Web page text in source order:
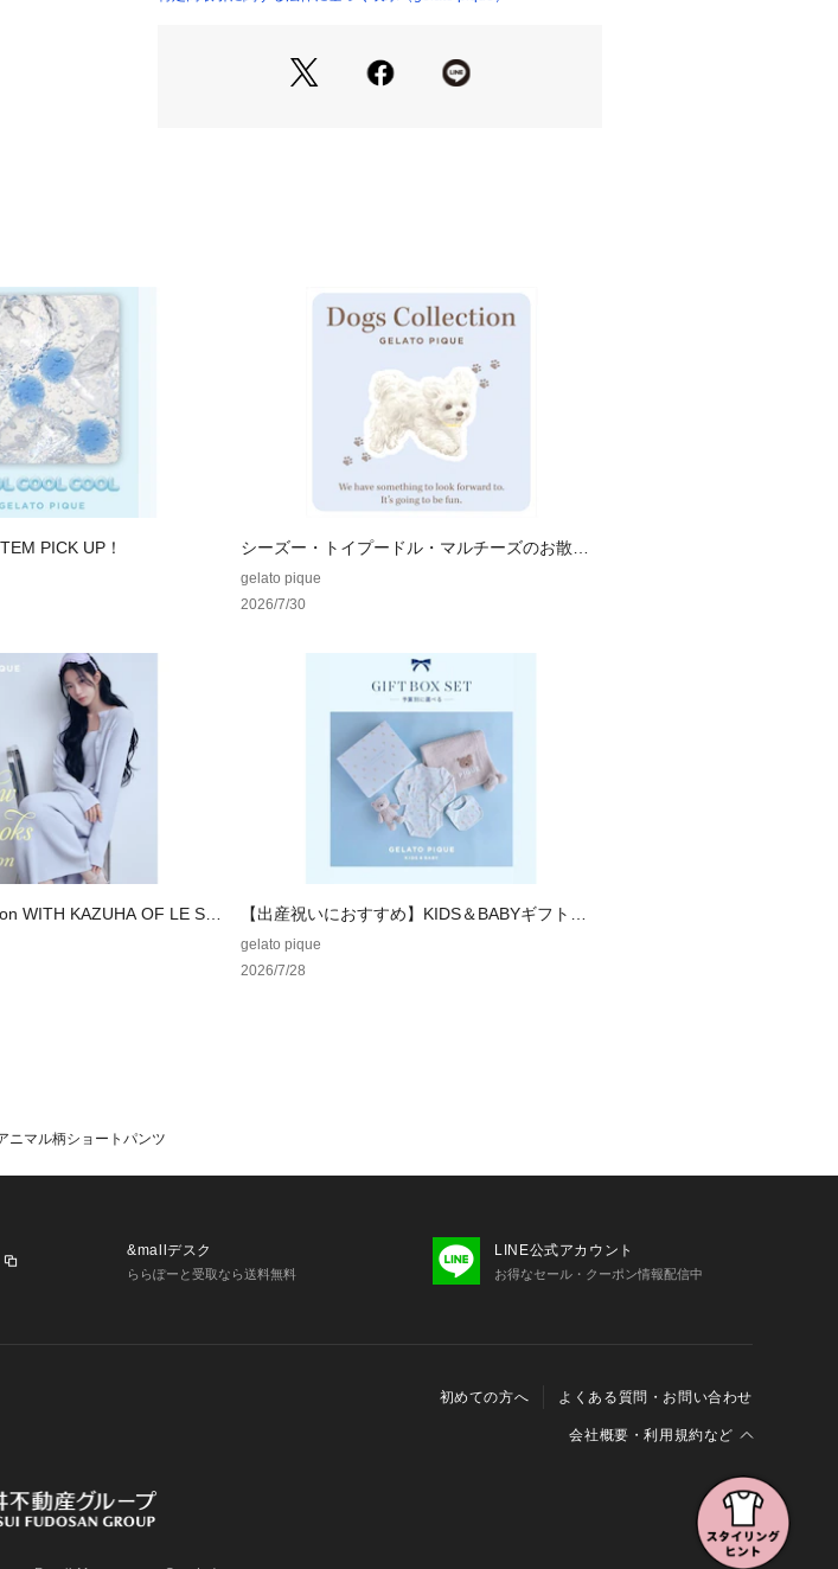
プリントも添えました。色はあざらし柄のピンク、ペン
ギン柄のイエローの2色展開。同シリーズのTシャツと合
商品の色味は、商品単品画像をご参照下さい。
※商品画像はサンプルのため、色味やサイズ等の仕様に
変更がある場合がございますので、予めご了承くださ
PICK UP！
シーズー・トイプードル・マルチーズのお散歩
ドッグシリーズ
gelato pique
2026/7/30
WITH KAZUHA OF LE SS
【出産祝いにおすすめ】KIDS＆BABYギフト特
集
gelato pique
2026/7/28
ニマル柄ショートパンツ
&mallデスク
ららぽーと受取なら送料無料
LINE公式アカウント
お得なセール・クーポン情報配信中
初めての方へ よくある質問・お問い合わせ
会社概要・利用規約など
特定商取引に関する法律に基づく表示
人情報の取り扱いについて
Cookieおよびアクセスログについて
三井不動産グループ ソーシャルメディアガイドライン